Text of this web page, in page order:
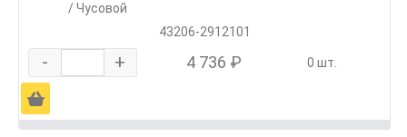
/ Чусовой
43206-2912101
- + 4 736 ₽ 0 шт.
Ä